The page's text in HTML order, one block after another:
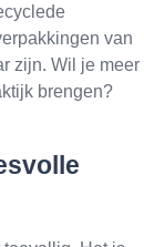
van
zijn. Wil je meer
brengen?